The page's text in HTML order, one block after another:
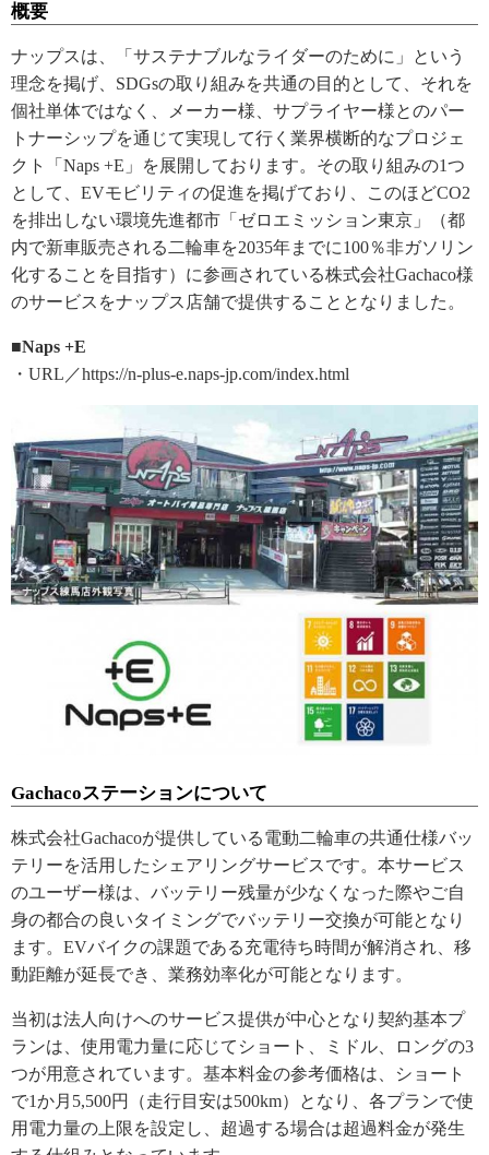
概要
ナップスは、「サステナブルなライダーのために」という
理念を掲げ、SDGsの取り組みを共通の目的として、それを
個社単体ではなく、メーカー様、サプライヤー様とのパー
トナーシップを通じて実現して行く業界横断的なプロジェ
クト「Naps +E」を展開しております。その取り組みの1つ
として、EVモビリティの促進を掲げており、このほどCO2
を排出しない環境先進都市「ゼロエミッション東京」（都
内で新車販売される二輪車を2035年までに100％非ガソリン
化することを目指す）に参画されている株式会社Gachaco様
のサービスをナップス店舗で提供することとなりました。
■Naps +E
・URL／https://n-plus-e.naps-jp.com/index.html
Gachacoステーションについて
株式会社Gachacoが提供している電動二輪車の共通仕様バッ
テリーを活用したシェアリングサービスです。本サービス
のユーザー様は、バッテリー残量が少なくなった際やご自
身の都合の良いタイミングでバッテリー交換が可能となり
ます。EVバイクの課題である充電待ち時間が解消され、移
動距離が延長でき、業務効率化が可能となります。
当初は法人向けへのサービス提供が中心となり契約基本プ
ランは、使用電力量に応じてショート、ミドル、ロングの3
つが用意されています。基本料金の参考価格は、ショート
で1か月5,500円（走行目安は500km）となり、各プランで使
用電力量の上限を設定し、超過する場合は超過料金が発生